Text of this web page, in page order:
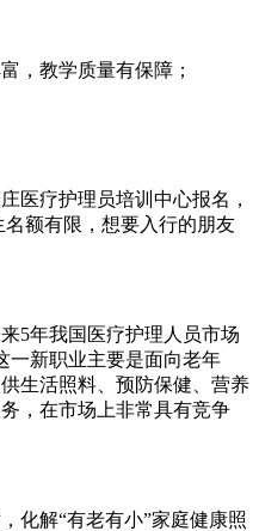
，教学质量有保障；
医疗护理员培训中心报名，
额有限，想要入行的朋友
5年我国医疗护理人员市场
一新职业主要是面向老年
生活照料、预防保健、营养
，在市场上非常具有竞争
化解“有老有小”家庭健康照